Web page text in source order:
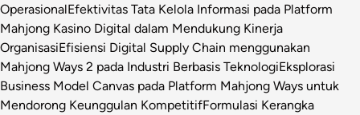
OperasionalEfektivitas Tata Kelola Informasi pada Platform
Mahjong Kasino Digital dalam Mendukung Kinerja
OrganisasiEfisiensi Digital Supply Chain menggunakan
Mahjong Ways 2 pada Industri Berbasis TeknologiEksplorasi
Business Model Canvas pada Platform Mahjong Ways untuk
Mendorong Keunggulan KompetitifFormulasi Kerangka